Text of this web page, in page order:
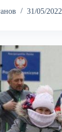
31/05/2022